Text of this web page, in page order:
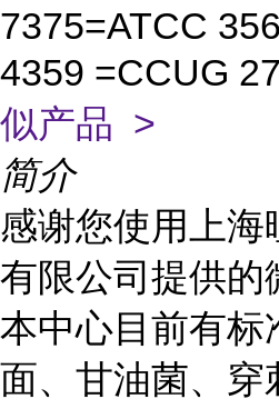
7375=ATCC
4359 =CCUG
似产品 >
简介
感谢您使用上海
有限公司提供的
本中心目前有标
面、甘油菌、穿